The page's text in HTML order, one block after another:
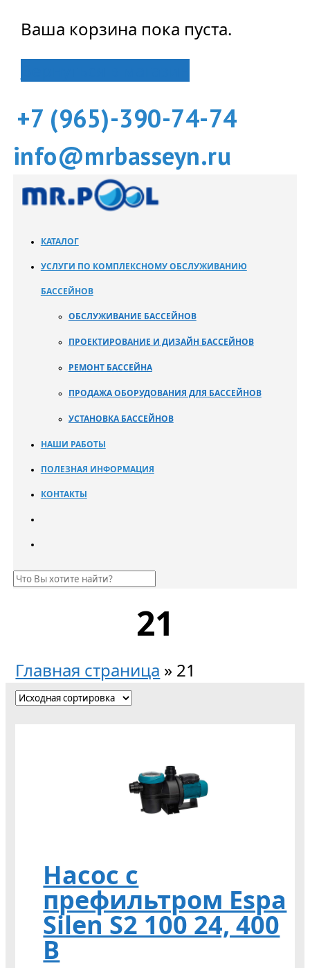
Ваша корзина пока пуста.
+7 (965)-390-74-74
info@mrbasseyn.ru
КАТАЛОГ
УСЛУГИ ПО КОМПЛЕКСНОМУ ОБСЛУЖИВАНИЮ
БАССЕЙНОВ
ОБСЛУЖИВАНИЕ БАССЕЙНОВ
ПРОЕКТИРОВАНИЕ И ДИЗАЙН БАССЕЙНОВ
РЕМОНТ БАССЕЙНА
ПРОДАЖА ОБОРУДОВАНИЯ ДЛЯ БАССЕЙНОВ
УСТАНОВКА БАССЕЙНОВ
НАШИ РАБОТЫ
ПОЛЕЗНАЯ ИНФОРМАЦИЯ
КОНТАКТЫ
21
Главная страница » 21
Насос с
префильтром Espa
Silen S2 100 24, 400
В